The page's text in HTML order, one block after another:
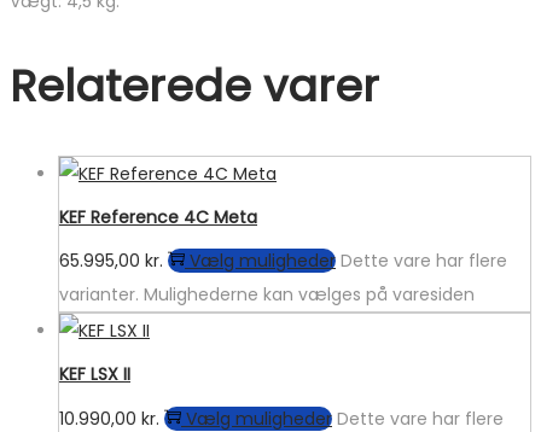
Relaterede varer
KEF Reference 4C Meta
65.995,00 kr. Vælg muligheder Dette vare har flere
varianter. Mulighederne kan vælges på varesiden
KEF LSX II
10.990,00 kr. Vælg muligheder Dette vare har flere